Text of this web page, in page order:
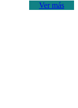
Ver más